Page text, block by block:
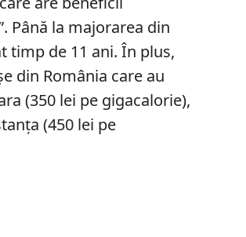
Până la majorarea din
timp de 11 ani. În plus,
din România care au
(350 lei pe gigacalorie),
(450 lei pe